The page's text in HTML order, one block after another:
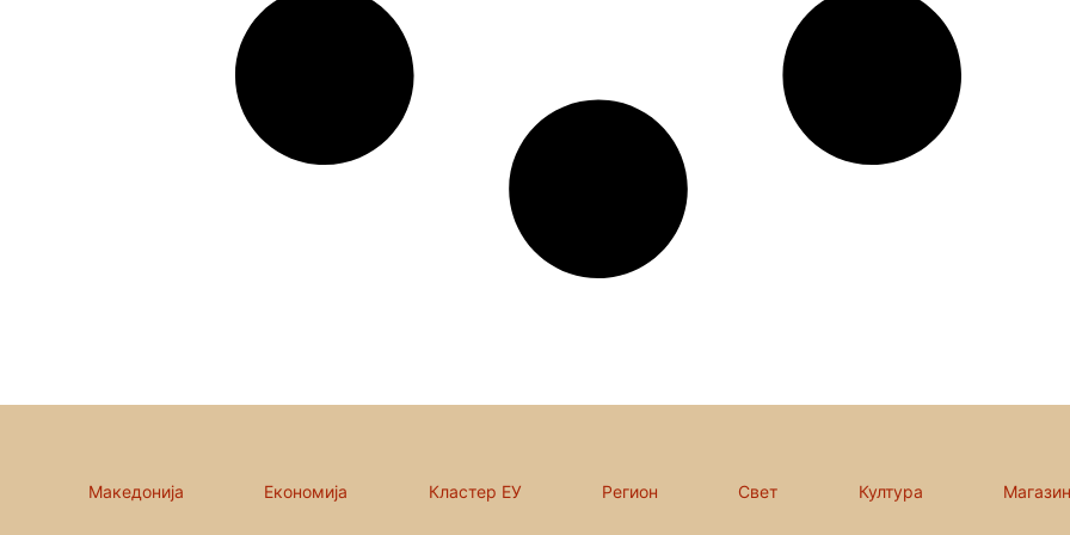
Македонија Економија Кластер ЕУ Регион Свет Култура Магазин